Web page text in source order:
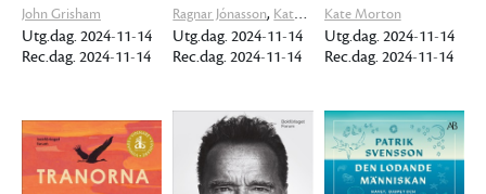
John Grisham
Utg.dag. 2024-11-14
Rec.dag. 2024-11-14
Ragnar Jónasson, Katrín Jakobsdóttir
Utg.dag. 2024-11-14
Rec.dag. 2024-11-14
Kate Morton
Utg.dag. 2024-11-14
Rec.dag. 2024-11-14